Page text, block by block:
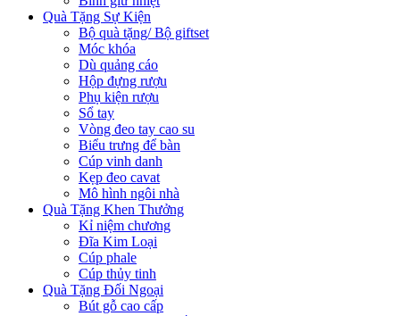
Quà Tặng Sự Kiện
Bộ quà tặng/ Bộ giftset
Móc khóa
Dù quảng cáo
Hộp đựng rượu
Phụ kiện rượu
Sổ tay
Vòng đeo tay cao su
Biểu trưng để bàn
Cúp vinh danh
Kẹp đeo cavat
Mô hình ngôi nhà
Quà Tặng Khen Thưởng
Kỉ niệm chương
Đĩa Kim Loại
Cúp phale
Cúp thủy tinh
Quà Tặng Đối Ngoại
Bút gỗ cao cấp